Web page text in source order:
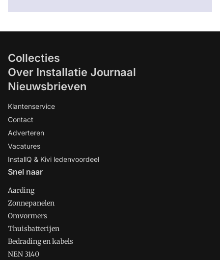
Collecties
Over Installatie Journaal
Nieuwsbrieven
Klantenservice
Contact
Adverteren
Vacatures
InstallQ & Kivi ledenvoordeel
Snel naar
Aarding
Zonnepanelen
Omvormers
Thuisbatterijen
Bedrading en kabels
NEN 3140